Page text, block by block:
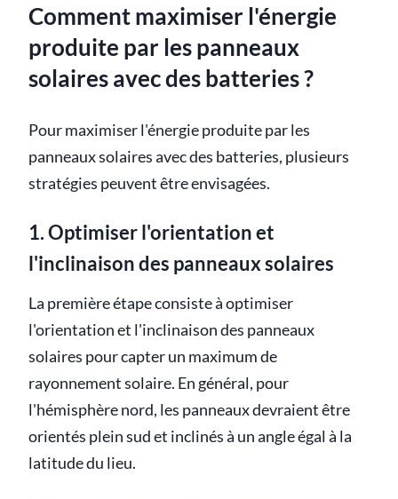
Comment maximiser l'énergie
produite par les panneaux
solaires avec des batteries ?
Pour maximiser l'énergie produite par les
panneaux solaires avec des batteries, plusieurs
stratégies peuvent être envisagées.
1. Optimiser l'orientation et
l'inclinaison des panneaux solaires
La première étape consiste à optimiser
l'orientation et l'inclinaison des panneaux
solaires pour capter un maximum de
rayonnement solaire. En général, pour
l'hémisphère nord, les panneaux devraient être
orientés plein sud et inclinés à un angle égal à la
latitude du lieu.